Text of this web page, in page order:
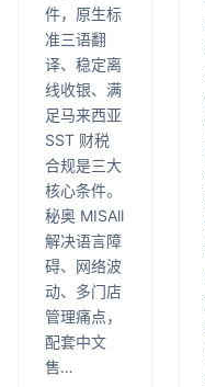
件，原生标
准三语翻
译、稳定离
线收银、满
足马来西亚
SST 财税
合规是三大
核心条件。
秘奥 MISAll
解决语言障
碍、网络波
动、多门店
管理痛点，
配套中文
售…